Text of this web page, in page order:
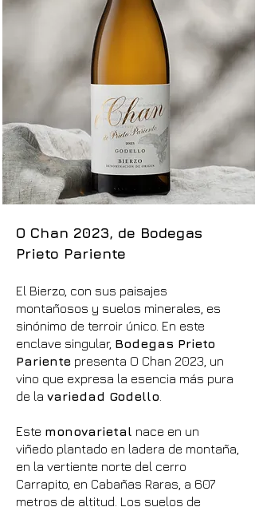
O Chan 2023, de Bodegas
Prieto Pariente
El Bierzo, con sus paisajes
montañosos y suelos minerales, es
sinónimo de terroir único. En este
enclave singular, Bodegas Prieto
Pariente presenta O Chan 2023, un
vino que expresa la esencia más pura
de la variedad Godello
Este monovarietal nace en un
viñedo plantado en ladera de montaña,
en la vertiente norte del cerro
Carrapito, en Cabañas Raras, a 607
metros de altitud. Los suelos de